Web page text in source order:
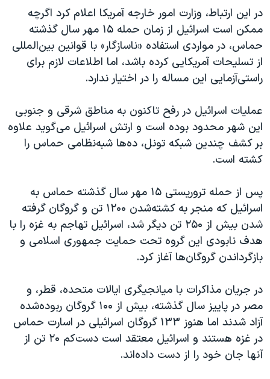
در این ارتباط، وزارت امور خارجه آمریکا اعلام کرد اگرچه
ممکن است اسرائیل از زمان حمله ١۵ مهر سال گذشته
حماس، در مواردی استفاده «ناسازگار» با قوانین بین‌المللی
از تسلیحات آمریکایی کرده باشد، اما اطلاعات لازم برای
راستی‌آزمایی این مساله را در اختیار ندارد.
عملیات اسرائیل در رفح تاکنون به مناطق شرقی و جنوبی
این شهر محدود بوده است و ارتش اسرائیل می‌گوید علاوه
بر کشف چندین شبکه تونل، ده‌ها شبه‌نظامی حماس را
کشته است.
پس از حمله تروریستی ۱۵ مهر سال گذشته حماس به
اسرائیل که منجر به کشته‌شدن ۱۲۰۰ تن و گروگان گرفته
شدن بیش از ۲۵۰ تن دیگر شد، اسرائیل تهاجم به غزه را با
هدف نابودی این گروه تحت حمایت جمهوری اسلامی و
بازگرداندن گروگان‌ها آغاز کرد.
در جریان مذاکرات با میانجیگری ایالات متحده، قطر، و
مصر در پاییز سال گذشته، بیش از ۱۰۰ گروگان ربوده‌شده
آزاد شدند اما هنوز ١٣٣ گروگان اسرائیلی در اسارت حماس
در غزه هستند و اسرائیل معتقد است دست‌کم ۲۰ تن از
آنها جان خود را از دست داده‌اند.